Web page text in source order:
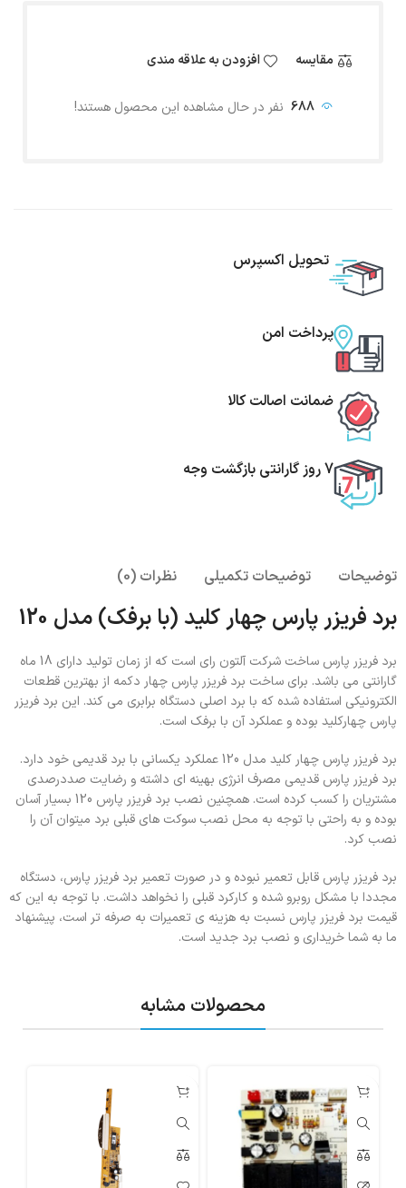
مقایسه افزودن به علاقه مندی
688 نفر در حال مشاهده این محصول هستند!
تحویل اکسپرس
پرداخت امن
ضمانت اصالت کالا
7 روز گارانتی بازگشت وجه
توضیحات توضیحات تکمیلی نظرات (0)
برد فریزر پارس چهار کلید (با برفک) مدل 120
برد فریزر پارس ساخت شرکت آلتون رای است که از زمان تولید دارای 18 ماه
گارانتی می باشد. برای ساخت برد فریزر پارس چهار دکمه از بهترین قطعات
الکترونیکی استفاده شده که با برد اصلی دستگاه برابری می کند. این برد فریزر
پارس چهارکلید بوده و عملکرد آن با برفک است.
برد فریزر پارس چهار کلید مدل 120 عملکرد یکسانی با برد قدیمی خود دارد.
برد فریزر پارس قدیمی مصرف انرژی بهینه ای داشته و رضایت صددرصدی
مشتریان را کسب کرده است. همچنین نصب برد فریزر پارس 120 بسیار آسان
بوده و به راحتی با توجه به محل نصب سوکت های قبلی برد میتوان آن را
نصب کرد.
برد فریزر پارس قابل تعمیر نبوده و در صورت تعمیر برد فریزر پارس، دستگاه
مجددا با مشکل روبرو شده و کارکرد قبلی را نخواهد داشت. با توجه به این که
قیمت برد فریزر پارس نسبت به هزینه ی تعمیرات به صرفه تر است، پیشنهاد
ما به شما خریداری و نصب برد جدید است.
محصولات مشابه